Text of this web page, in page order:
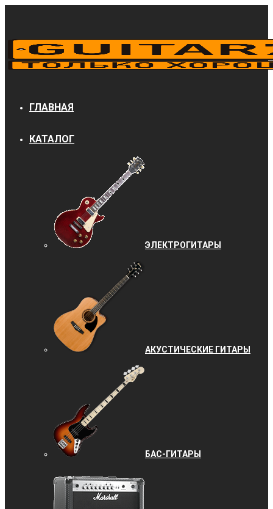
ГЛАВНАЯ
КАТАЛОГ
ЭЛЕКТРОГИТАРЫ
АКУСТИЧЕСКИЕ ГИТАРЫ
БАС-ГИТАРЫ